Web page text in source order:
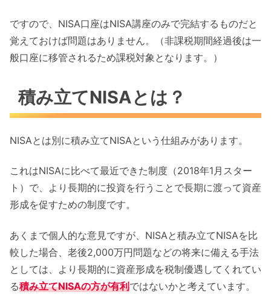
ですので、NISA口座はNISA講座のみで完結するものだと
覚えておけば問題はありません。（非課税期間経過後は一
般口座に移管されるため課税対象となります。）
積み立てNISAとは？
NISAとは別に積み立てNISAという仕組みがあります。
これはNISAに比べて最近できた制度（2018年1月スター
ト）で、より長期的に投資を行うことで長期に渡って資産
形成を促すための制度です。
あくまで個人的な意見ですが、NISAと積み立てNISAを比
較した場合、老後2,000万円問題などの将来に備える手法
としては、より長期的に資産形成を税制優遇してくれてい
る積み立てNISAの方が有利ではないかと考えています。